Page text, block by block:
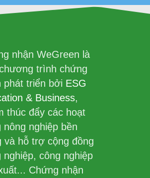
nhận WeGreen là
trình chứng
phát triển bởi ESG
& Business,
thúc đẩy các hoạt
nông nghiệp bền
và hỗ trợ cộng đồng
nghiệp, công nghiệp
Chứng nhận